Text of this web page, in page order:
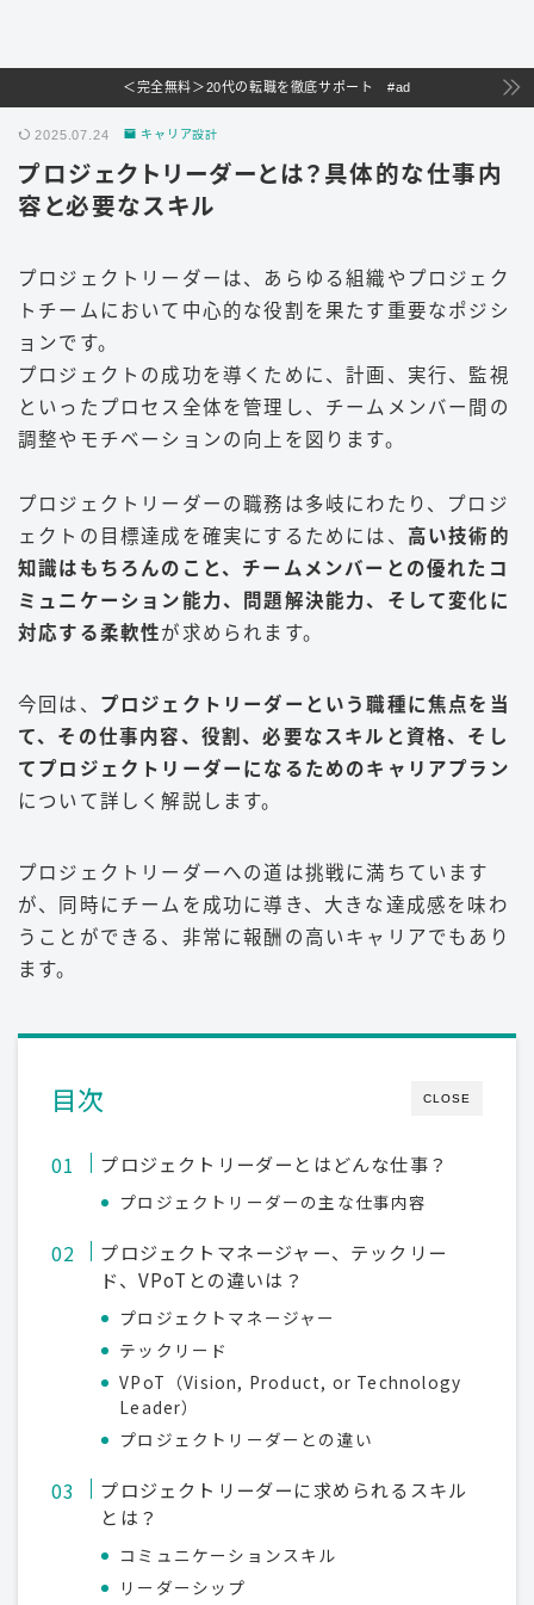
＜完全無料＞20代の転職を徹底サポート #ad
2025.07.24 キャリア設計
プロジェクトリーダーとは？具体的な仕事内
容と必要なスキル
プロジェクトリーダーは、あらゆる組織やプロジェク
トチームにおいて中心的な役割を果たす重要なポジシ
ョンです。
プロジェクトの成功を導くために、計画、実行、監視
といったプロセス全体を管理し、チームメンバー間の
調整やモチベーションの向上を図ります。
プロジェクトリーダーの職務は多岐にわたり、プロジ
ェクトの目標達成を確実にするためには、 高い技術的
知識はもちろんのこと、チームメンバーとの優れたコ
ミュニケーション能力、問題解決能力、そして変化に
対応する柔軟性が求められます。
今回は、 プロジェクトリーダーという職種に焦点を当
て、その仕事内容、役割、必要なスキルと資格、そし
てプロジェクトリーダーになるためのキャリアプラン
について詳しく解説します。
プロジェクトリーダーへの道は挑戦に満ちています
が、同時にチームを成功に導き、大きな達成感を味わ
うことができる、非常に報酬の高いキャリアでもあり
ます。
CLOSE
目次
プロジェクトリーダーとはどんな仕事？
プロジェクトリーダーの主な仕事内容
プロジェクトマネージャー、テックリー
ド、VPoTとの違いは？
プロジェクトマネージャー
テックリード
VPoT（Vision, Product, or Technology
Leader）
プロジェクトリーダーとの違い
プロジェクトリーダーに求められるスキル
とは？
コミュニケーションスキル
リーダーシップ